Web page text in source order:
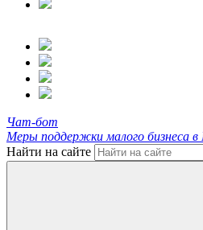
Чат-бот
Меры поддержки малого бизнеса
Найти на сайте